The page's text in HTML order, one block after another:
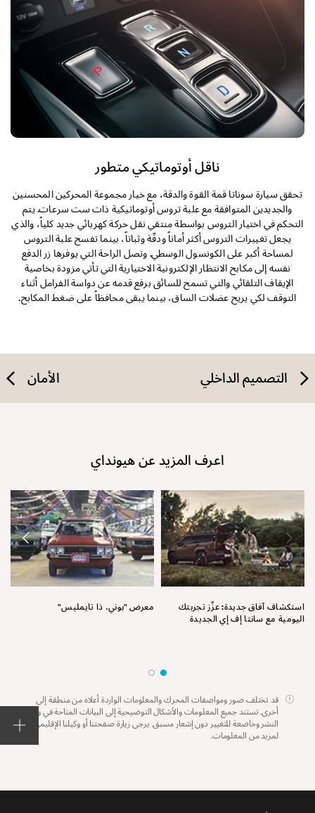
ناقل أوتوماتيكي متطور
تحقق سيارة سوناتا قمة القوة والدقة، مع خيار مجموعة المحركين المحسنين
والجديدين المتوافقة مع علبة تروس أوتوماتيكية ذات ست سرعات. يتم
التحكم في اختيار التروس بواسطة منتقي نقل حركة كهربائي جديد كلياً، والذي
يجعل تغييرات التروس أكثر أماناً ودقّة وثباتاً، بينما تفسح علبة التروس
لمساحة أكبر على الكونسول الوسطي. وتصل الراحة التي يوفرها زر الدفع
نفسه إلى مكابح الانتظار الإلكترونية الاختيارية التي تأتي مزودة بخاصية
الإيقاف التلقائي والتي تسمح للسائق برفع قدمه عن دواسة الفرامل أثناء
التوقف لكي يريح عضلات الساق، بينما يبقى محافظاً على ضغط المكابح.
التصميم الداخلي الأمان
اعرف المزيد عن هيونداي
استكشاف آفاق جديدة: عزِّز تجربتك
اليومية مع سانتا إف إي الجديدة
معرض "بوني، ذا تايمليس"
قد تختلف صور ومواصفات المحرك والمعلومات الواردة أعلاه من منطقة إلى
أخرى. تستند جميع المعلومات والأشكال التوضيحية إلى البيانات المتاحة في وقت
النشر وخاضعة للتغيير دون إشعار مسبق. يرجى زيارة صفحتنا أو وكيلنا الإقليمي
لمزيد من المعلومات.